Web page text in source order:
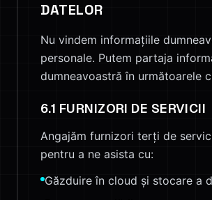
DATELOR
Nu vindem informațiile
personale. Putem partaja
dumneavoastră în următoarele
6.1 FURNIZORI DE SERVICII
Angajăm furnizori terți de
pentru a ne asista cu:
Găzduire în cloud și stocare a